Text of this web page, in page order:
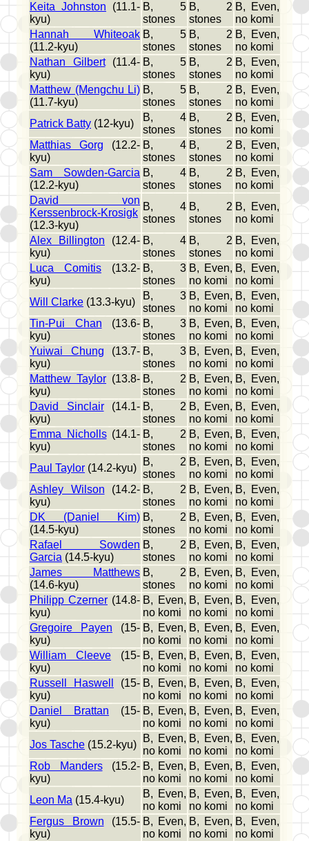
Keita Johnston (11.1-
kyu)
B, 5
stones
B, 2
stones
B, Even,
no komi
Hannah Whiteoak
(11.2-kyu)
B, 5
stones
B, 2
stones
B, Even,
no komi
Nathan Gilbert(11.4-
kyu)
B, 5
stones
B, 2
stones
B, Even,
no komi
Matthew (Mengchu Li)
(11.7-kyu)
B, 5
stones
B, 2
stones
B, Even,
no komi
Patrick Batty (12-kyu)
B, 4
stones
B, 2
stones
B, Even,
no komi
Matthias Gorg (12.2-
kyu)
B, 4
stones
B, 2
stones
B, Even,
no komi
Sam Sowden-Garcia
(12.2-kyu)
B, 4
stones
B, 2
stones
B, Even,
no komi
David von
Kerssenbrock-Krosigk
(12.3-kyu)
B, 4
stones
B, 2
stones
B, Even,
no komi
Alex Billington (12.4-
kyu)
B, 4
stones
B, 2
stones
B, Even,
no komi
Luca Comitis (13.2-
kyu)
B, 3
stones
B, Even,
no komi
B, Even,
no komi
Will Clarke (13.3-kyu)
B, 3
stones
B, Even,
no komi
B, Even,
no komi
Tin-Pui Chan (13.6-
kyu)
B, 3
stones
B, Even,
no komi
B, Even,
no komi
Yuiwai Chung (13.7-
kyu)
B, 3
stones
B, Even,
no komi
B, Even,
no komi
Matthew Taylor (13.8-
kyu)
B, 2
stones
B, Even,
no komi
B, Even,
no komi
David Sinclair(14.1-
kyu)
B, 2
stones
B, Even,
no komi
B, Even,
no komi
Emma Nicholls(14.1-
kyu)
B, 2
stones
B, Even,
no komi
B, Even,
no komi
Paul Taylor (14.2-kyu)
B, 2
stones
B, Even,
no komi
B, Even,
no komi
Ashley Wilson (14.2-
kyu)
B, 2
stones
B, Even,
no komi
B, Even,
no komi
DK (Daniel Kim)
(14.5-kyu)
B, 2
stones
B, Even,
no komi
B, Even,
no komi
Rafael Sowden
Garcia (14.5-kyu)
B, 2
stones
B, Even,
no komi
B, Even,
no komi
James Matthews
(14.6-kyu)
B, 2
stones
B, Even,
no komi
B, Even,
no komi
Philipp Czerner (14.8-
kyu)
B, Even,
no komi
B, Even,
no komi
B, Even,
no komi
Gregoire Payen (15-
kyu)
B, Even,
no komi
B, Even,
no komi
B, Even,
no komi
William Cleeve (15-
kyu)
B, Even,
no komi
B, Even,
no komi
B, Even,
no komi
Russell Haswell
(15-
kyu)
B, Even,
no komi
B, Even,
no komi
B, Even,
no komi
Daniel Brattan (15-
kyu)
B, Even,
no komi
B, Even,
no komi
B, Even,
no komi
Jos Tasche (15.2-kyu)
B, Even,
no komi
B, Even,
no komi
B, Even,
no komi
Rob Manders(15.2-
kyu)
B, Even,
no komi
B, Even,
no komi
B, Even,
no komi
Leon Ma (15.4-kyu)
B, Even,
no komi
B, Even,
no komi
B, Even,
no komi
Fergus Brown (15.5-
kyu)
B, Even,
no komi
B, Even,
no komi
B, Even,
no komi